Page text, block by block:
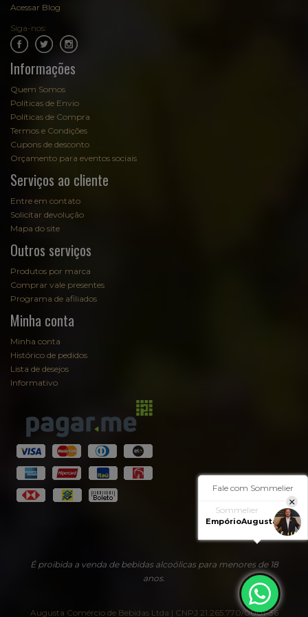
Acessar Blog
Siga-nos:
Informações
Quem Somos
Políticas de Envio
Políticas de Compra
Termos e Condições
Cupons de desconto
Orçamento para eventos sociais
Serviços ao cliente
Entre em contato
Solicitar devolução
Mapa do site
Outros serviços
Produtos por marca
Comprar vale presentes
Programa de afiliados
Minha conta
Minha conta
Histórico de pedidos
Lista de desejos
Informativo
É proibida a venda de bebidas alcoólicas para menores de 18
anos.
Augusta Comércio de Bebidas Ltda | CNPJ 21.265.770/0001-36
Fale com Sommelier